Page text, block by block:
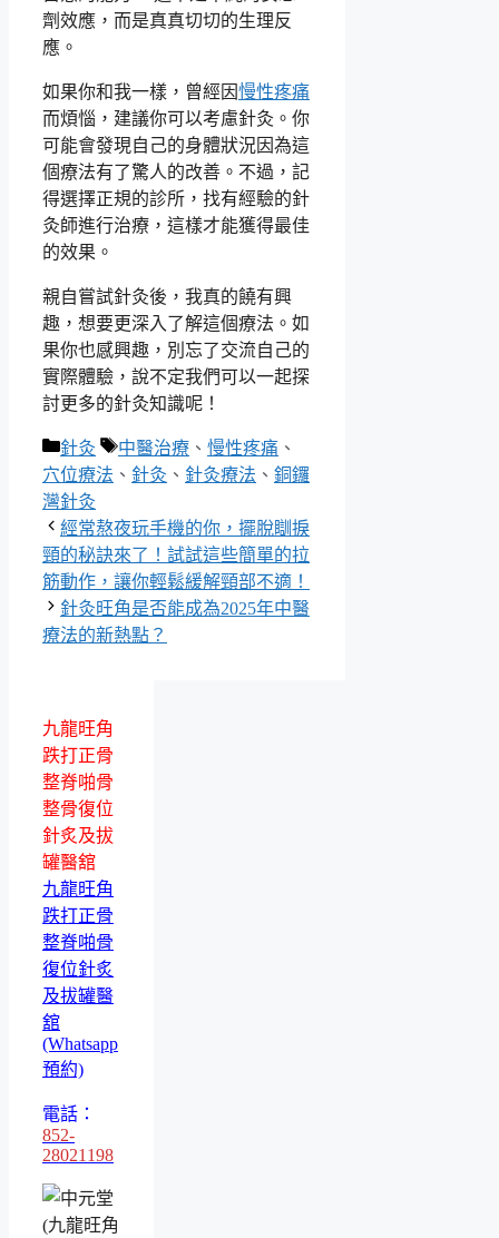
劑效應，而是真真切切的生理反
應。
如果你和我一樣，曾經因慢性疼痛
而煩惱，建議你可以考慮針灸。你
可能會發現自己的身體狀況因為這
個療法有了驚人的改善。不過，記
得選擇正規的診所，找有經驗的針
灸師進行治療，這樣才能獲得最佳
的效果。
親自嘗試針灸後，我真的饒有興
趣，想要更深入了解這個療法。如
果你也感興趣，別忘了交流自己的
實際體驗，說不定我們可以一起探
討更多的針灸知識呢！
分
類
針灸
標
籤
中醫治療 、 慢性疼痛 、
穴位療法 、 針灸 、 針灸療法 、 銅鑼
灣針灸
經常熬夜玩手機的你，擺脫瞓捩
頸的秘訣來了！試試這些簡單的拉
筋動作，讓你輕鬆緩解頸部不適！
針灸旺角是否能成為2025年中醫
療法的新熱點？
九龍旺角
跌打正骨
整脊啪骨
整骨復位
針炙及拔
罐醫舘
九龍旺角
跌打正骨
整脊啪骨
復位針炙
及拔罐醫
舘
(Whatsapp
預約)
電話：
852-
28021198